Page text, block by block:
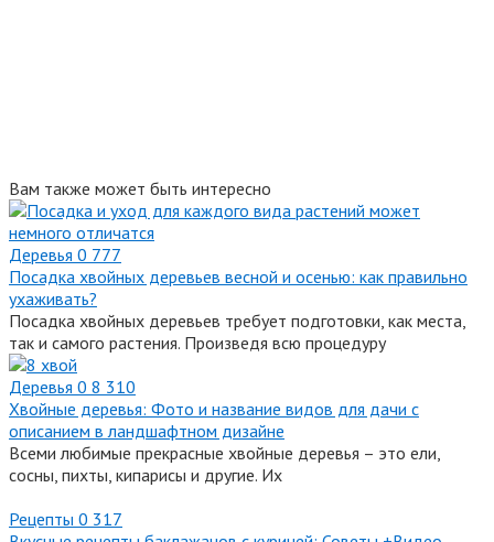
Вам также может быть интересно
Деревья 0 777
Посадка хвойных деревьев весной и осенью: как правильно
ухаживать?
Посадка хвойных деревьев требует подготовки, как места,
так и самого растения. Произведя всю процедуру
Деревья 0 8 310
Хвойные деревья: Фото и название видов для дачи с
описанием в ландшафтном дизайне
Всеми любимые прекрасные хвойные деревья – это ели,
сосны, пихты, кипарисы и другие. Их
Рецепты 0 317